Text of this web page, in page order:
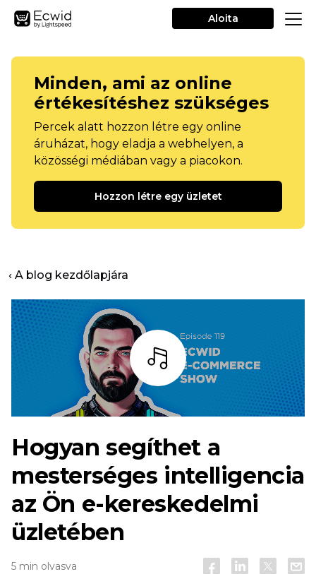
Aloita
Minden, ami az online
értékesítéshez szükséges
Percek alatt hozzon létre egy online
áruházat, hogy eladja a webhelyen, a
közösségi médiában vagy a piacokon.
Hozzon létre egy üzletet
‹ A blog kezdőlapjára
Hallgass
Hogyan segíthet a
mesterséges intelligencia
az Ön e-kereskedelmi
üzletében
5 min olvasva